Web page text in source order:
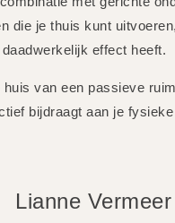
die je thuis kunt
effect heeft.
van een passieve
bijdraagt aan je
Lianne Vermeer